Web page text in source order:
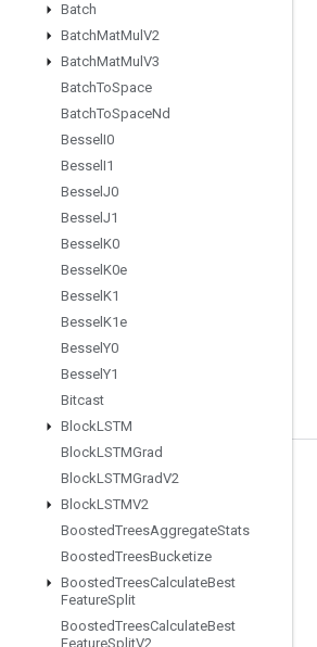
Batch
BatchMatMul V2
BatchMatMul V3
BatchToSpace
BatchToSpaceNd
Bessel I0
Bessel I1
Bessel J0
Bessel J1
Bessel K0
Bessel K0e
Bessel K1
Bessel K1e
Bessel Y0
Bessel Y1
Bitcast
BlockLSTM
BlockLSTMGrad
BlockLSTMGradV2
BlockLSTMV2
BoostedTreesAggregateStats
BoostedTreesBucketize
BoostedTreesCalculateBest
FeatureSplit
BoostedTreesCalculateBest
FeatureSplitV2
つながる
フォーラム
GitHub
Twitter